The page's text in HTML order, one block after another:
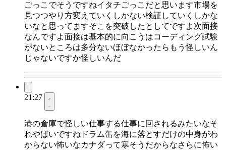
ごっこでそうですねイタチごっこだと思います市場を
見つつやり方変えていくしかない検証していくしかな
いなと思ってますそこを突破したとしてですよ次面接
なんですよ面接は基本的に向こうはコーディング試験
がないところは多分ないほぼなかったらもう怪しいん
じゃないですか怪しいんだ
21:27
港の倉庫で怪しい仕事する仕事に回されるみたいなそ
れやばいですねドラム缶を海に落とすだけの中身がわ
からない怖いなカナダって寒そうだからなさらに怖い